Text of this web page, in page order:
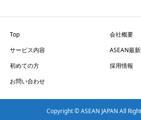
Top
会社概要
サービス内容
ASEAN最
初めての方
採用情報
お問い合わせ
Copyright © ASEAN JAPAN All